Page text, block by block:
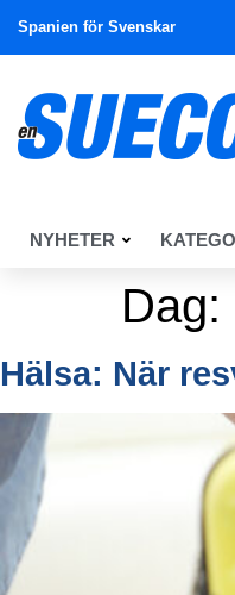
Spanien för Svenskar
NYHETER
Dag:
Hälsa: När